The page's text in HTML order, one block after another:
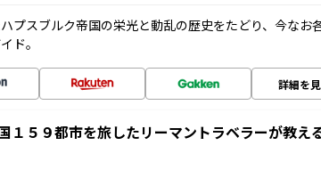
プスブルク帝国の栄光と動乱の歴史をたどり、今なお
ド。
詳細を
５９都市を旅したリーマントラベラーが教え